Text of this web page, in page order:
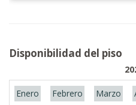
Disponibilidad del piso
Enero Febrero Marzo